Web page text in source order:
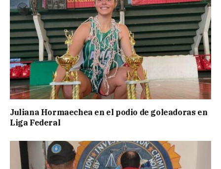
Juliana Hormaechea en el podio de goleadoras en
Liga Federal